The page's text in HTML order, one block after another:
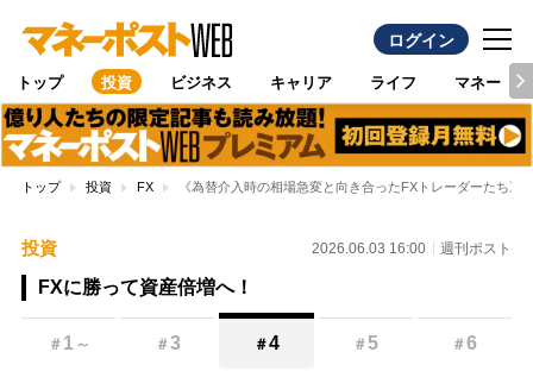
ログイン
トップ 投資 ビジネス キャリア ライフ マネー
トップ 投資 FX 《為替介入時の相場急変と向き合ったFXトレーダーたち
投資 2026.06.03 16:00 週刊ポスト
FXに勝って資産倍増へ！
＃ 1 ～ ＃3 ＃4 ＃5 ＃6